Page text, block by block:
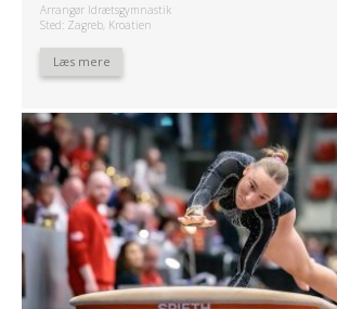
Arrangør Idrætsgymnastik
Sted: Zagreb, Kroatien
Læs mere